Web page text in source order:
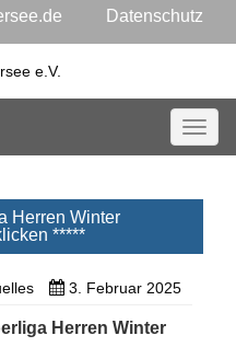
Datenschutz
Herren Winter
*****
3. Februar 2025
Herren Winter